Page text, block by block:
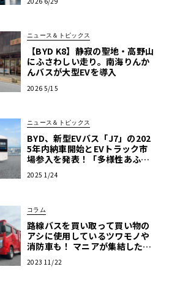
ニュース＆トピックス
【BYD K8】静寂の聖地・高野山
にふさわしい走り。南海りんか
んバスが大型EVを導入
2026 5/15
ニュース＆トピックス
BYD、新型EVバス「J7」の202
5年内納車開始とEVトラック市
場参入を発表！「多様性あふれ
2025 1/24
コラム
路線バスを買い取って買い物の
アシに使用しているツワモノや
消防車も！ マニアが集結した商
2023 11/22